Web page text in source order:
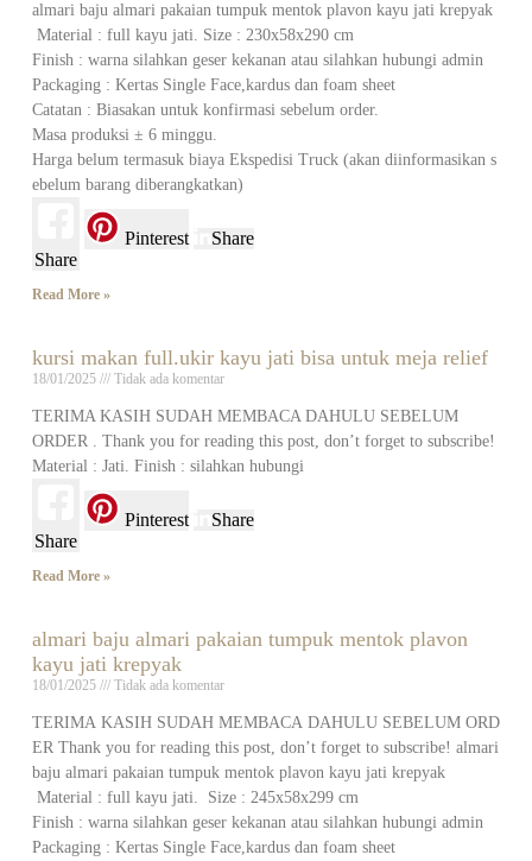
almari baju almari pakaian tumpuk mentok plavon kayu jati krepyak
Material : full kayu jati. Size : 230x58x290 cm
Finish : warna silahkan geser kekanan atau silahkan hubungi admin
Packaging : Kertas Single Face,kardus dan foam sheet
Catatan : Biasakan untuk konfirmasi sebelum order.
Masa produksi ± 6 minggu.
Harga belum termasuk biaya Ekspedisi Truck (akan diinformasikan s
ebelum barang diberangkatkan)
Share
Pinterest Share
Read More »
kursi makan full.ukir kayu jati bisa untuk meja relief
18/01/2025 Tidak ada komentar
TERIMA KASIH SUDAH MEMBACA DAHULU SEBELUM
ORDER . Thank you for reading this post, don’t forget to subscribe!
Material : Jati. Finish : silahkan hubungi
Share
Pinterest Share
Read More »
almari baju almari pakaian tumpuk mentok plavon
kayu jati krepyak
18/01/2025 Tidak ada komentar
TERIMA KASIH SUDAH MEMBACA DAHULU SEBELUM ORD
ER Thank you for reading this post, don’t forget to subscribe! almari
baju almari pakaian tumpuk mentok plavon kayu jati krepyak
Material : full kayu jati. Size : 245x58x299 cm
Finish : warna silahkan geser kekanan atau silahkan hubungi admin
Packaging : Kertas Single Face,kardus dan foam sheet